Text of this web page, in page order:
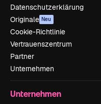
Datenschutzerklärung
Originale Neu
Cookie-Richtlinie
Vertrauenszentrum
Partner
Unternehmen
Unternehmen